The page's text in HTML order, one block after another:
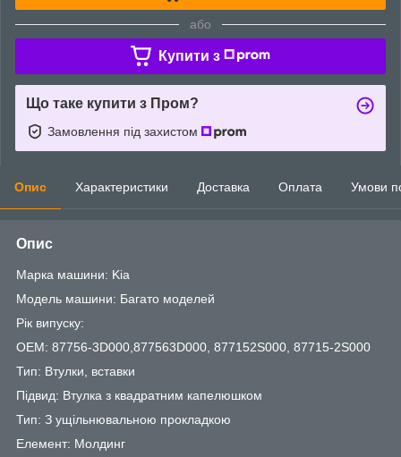
або
Купити з
Що таке купити з Пром?
Замовлення під захистом
Опис Характеристики Доставка Оплата Умови
Опис
Марка машини: Kia
Модель машини: Багато моделей
Рік випуску:
OEM: 87756-3D000,877563D000, 877152S000, 87715-2S000
Тип: Втулки, вставки
Підвид: Втулка з квадратним капелюшком
Тип: З ущільнювальною прокладкою
Елемент: Молдинг